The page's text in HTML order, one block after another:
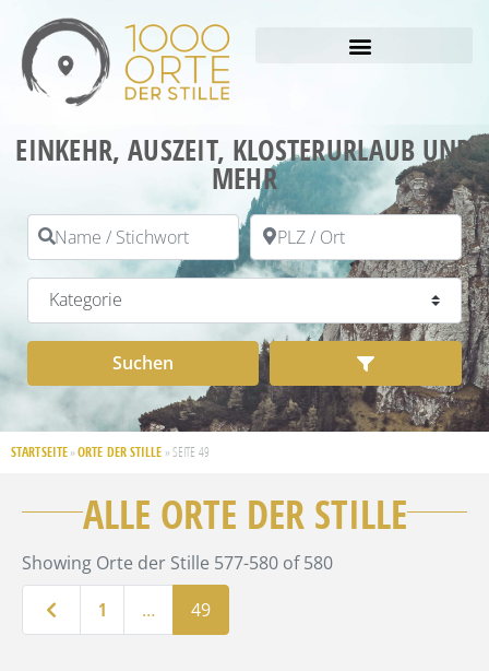
EINKEHR, AUSZEIT, KLOSTERURLAUB UND
MEHR
Name / Stichwort PLZ / Ort
Kategorie
Suchen Advanced
STARTSEITE » ORTE DER STILLE » SEITE 49
ALLE ORTE DER STILLE
Showing Orte der Stille 577-580 of 580
Neuere Beiträge
1 … 49